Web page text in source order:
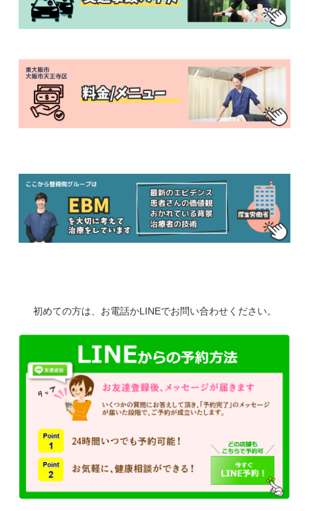
初めての方は、お電話かLINEでお問い合わせください。